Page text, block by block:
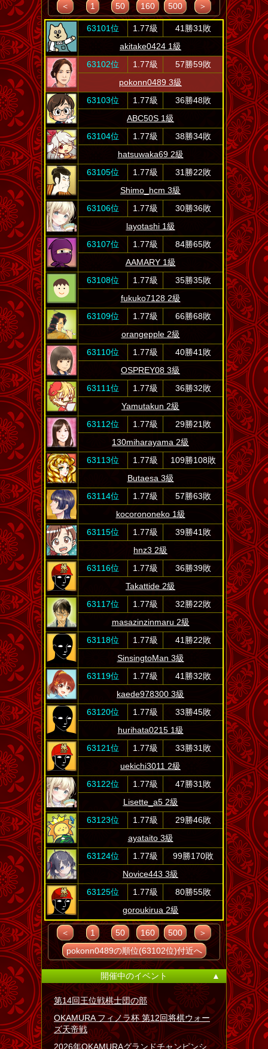
＜
1 50 160 500 ＞
63101位 1.77級
41勝31敗
akitake0424 1級
63102位
1.77級
57勝59敗
pokonn0489 3級
63103位
1.77級
36勝48敗
ABC50S 1級
63104位
1.77級
38勝34敗
hatsuwaka69 2級
63105位
1.77級
31勝22敗
Shimo_hcm 3級
63106位
1.77級
30勝36敗
layotashi 1級
63107位
1.77級
84勝65敗
AAMARY 1級
63108位
1.77級
35勝35敗
fukuko7128 2級
63109位
1.77級
66勝68敗
orangepple 2級
63110位
1.77級
40勝41敗
OSPREY08 3級
63111位
1.77級
36勝32敗
Yamutakun 2級
63112位
1.77級
29勝21敗
130miharayama 2級
63113位
1.77級
109勝108敗
Butaesa 3級
63114位
1.77級
57勝63敗
kocorononeko 1級
63115位
1.77級
39勝41敗
hnz3 2級
63116位
1.77級
36勝39敗
Takattide 2級
63117位
1.77級
32勝22敗
masazinzinmaru 2級
63118位
1.77級
41勝22敗
SinsingtoMan 3級
63119位
1.77級
41勝32敗
kaede978300 3級
63120位
1.77級
33勝45敗
hurihata0215 1級
63121位
1.77級
33勝31敗
uekichi3011 2級
63122位
1.77級
47勝31敗
Lisette_a5 2級
63123位
1.77級
29勝46敗
ayataito 3級
63124位
1.77級
99勝170敗
Novice443 3級
63125位
1.77級
80勝55敗
goroukirua 2級
＜ 1 50 160 500
＞
pokonn0489の順位(63102位)付近へ
開催中のイベント ▲
第14回王位戦棋士団の部
OKAMURA フィノラ杯 第12回将棋ウォー
ズ天帝戦
2026年OKAMURAグランドチャンピンシ